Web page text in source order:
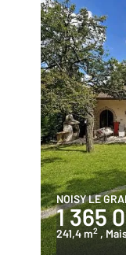
NOISY LE
1 365
241,4 m2 ,